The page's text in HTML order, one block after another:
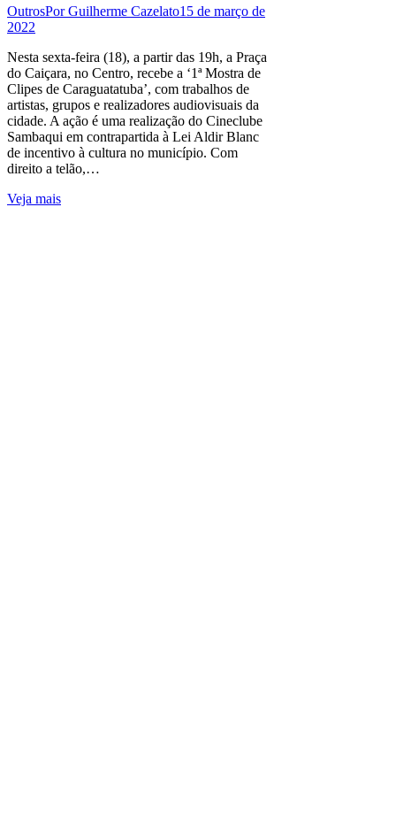
OutrosPorGuilherme Cazelato15 de março de
2022
Nesta sexta-feira (18), a partir das 19h, a Praça
do Caiçara, no Centro, recebe a ‘1ª Mostra de
Clipes de Caraguatatuba’, com trabalhos de
artistas, grupos e realizadores audiovisuais da
cidade. A ação é uma realização do Cineclube
Sambaqui em contrapartida à Lei Aldir Blanc
de incentivo à cultura no município. Com
direito a telão,…
Veja mais